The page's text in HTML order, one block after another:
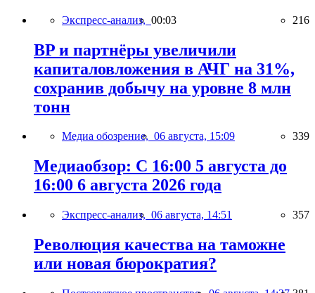
Экспресс-анализ, 00:03 216
BP и партнёры увеличили
капиталовложения в АЧГ на 31%,
сохранив добычу на уровне 8 млн
тонн
Медиа обозрение, 06 августа, 15:09 339
Медиаобзор: С 16:00 5 августа до
16:00 6 августа 2026 года
Экспресс-анализ, 06 августа, 14:51 357
Революция качества на таможне
или новая бюрократия?